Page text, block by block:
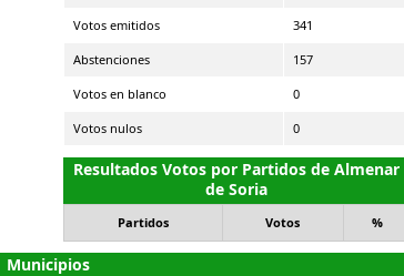
Votos emitidos 341
Abstenciones 157
Votos en blanco 0
Votos nulos 0
Resultados Votos por Partidos de Almenar
de Soria
Partidos Votos %
Municipios